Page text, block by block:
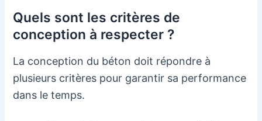
Quels sont les critères de
conception à respecter ?
La conception du béton doit répondre à
plusieurs critères pour garantir sa performance
dans le temps.